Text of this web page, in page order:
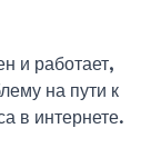
и работает,
на пути к
в интернете.